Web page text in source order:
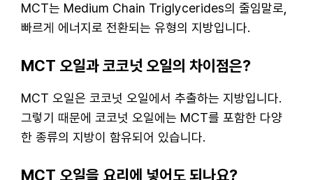
MCT는 Medium Chain Triglycerides의 줄임말로,
빠르게 에너지로 전환되는 유형의 지방입니다.
MCT 오일과 코코넛 오일의 차이점은?
MCT 오일은 코코넛 오일에서 추출하는 지방입니다.
그렇기 때문에 코코넛 오일에는 MCT를 포함한 다양
한 종류의 지방이 함유되어 있습니다.
MCT 오일을 요리에 넣어도 되나요?